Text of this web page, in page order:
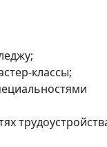
классы;